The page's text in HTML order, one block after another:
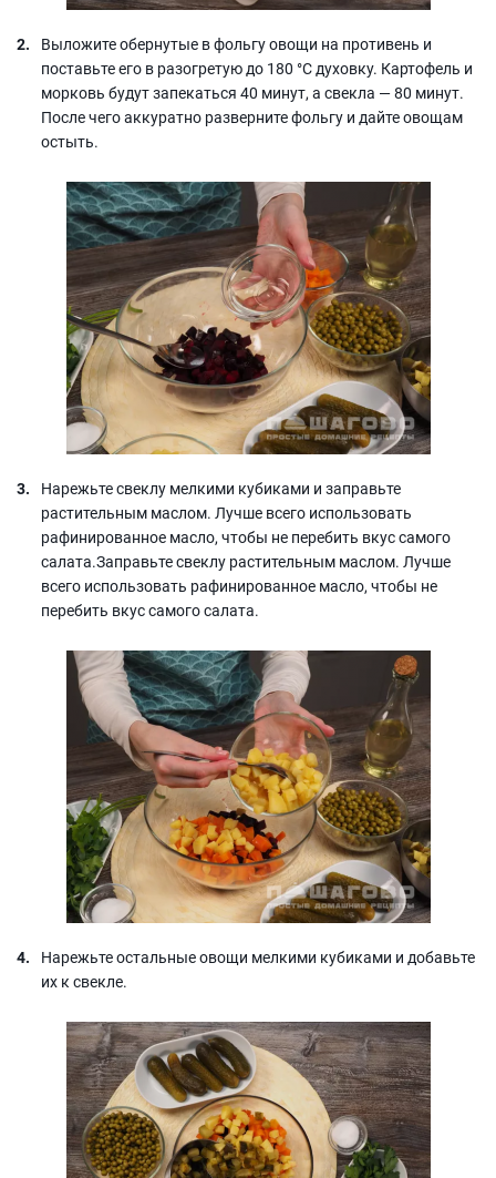
Выложите обернутые в фольгу овощи на противень и
поставьте его в разогретую до 180 °С духовку. Картофель и
морковь будут запекаться 40 минут, а свекла — 80 минут.
После чего аккуратно разверните фольгу и дайте овощам
остыть.
Нарежьте свеклу мелкими кубиками и заправьте
растительным маслом. Лучше всего использовать
рафинированное масло, чтобы не перебить вкус самого
салата.Заправьте свеклу растительным маслом. Лучше
всего использовать рафинированное масло, чтобы не
перебить вкус самого салата.
Нарежьте остальные овощи мелкими кубиками и добавьте
их к свекле.